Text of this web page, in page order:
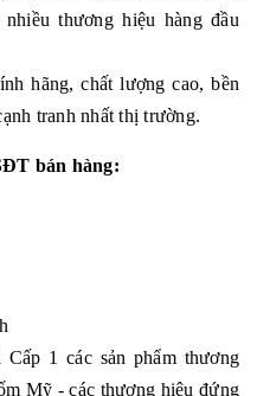
thương hiệu hàng đầu
hãng, chất lượng cao, bền
tranh nhất thị trường.
bán hàng:
1 các sản phẩm thương
Mỹ - các thương hiệu đứng